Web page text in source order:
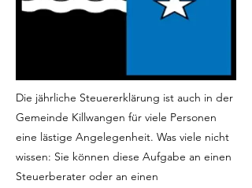
Die jährliche Steuererklärung ist auch in der
Gemeinde Killwangen für viele Personen
eine lästige Angelegenheit. Was viele nicht
wissen: Sie können diese Aufgabe an einen
Steuerberater oder an einen